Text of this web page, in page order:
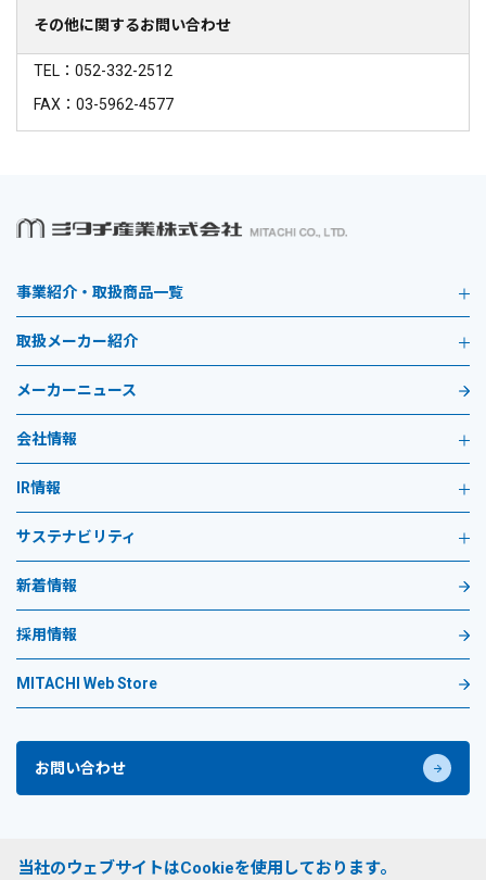
その他に関するお問い合わせ
TEL：052-332-2512
FAX：03-5962-4577
事業紹介・取扱商品一覧
取扱メーカー紹介
メーカーニュース
会社情報
IR情報
サステナビリティ
新着情報
採用情報
MITACHI Web Store
お問い合わせ
当社のウェブサイトはCookieを使用しております。